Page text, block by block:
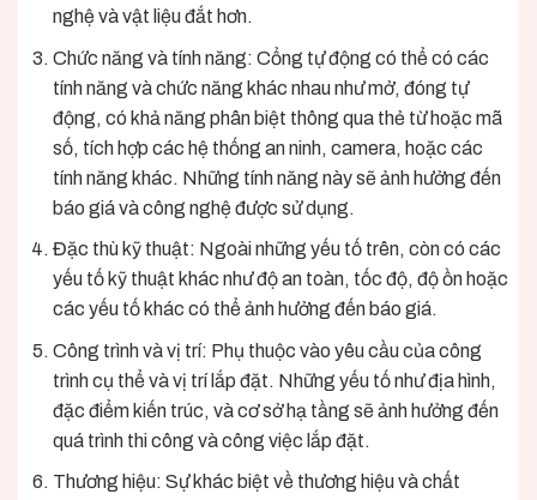
nghệ và vật liệu đắt hơn.
Chức năng và tính năng: Cổng tự động có thể có các
tính năng và chức năng khác nhau như mở, đóng tự
động, có khả năng phân biệt thông qua thẻ từ hoặc mã
số, tích hợp các hệ thống an ninh, camera, hoặc các
tính năng khác. Những tính năng này sẽ ảnh hưởng đến
báo giávà công nghệ được sử dụng.
Đặc thù kỹ thuật: Ngoài những yếu tố trên, còn có các
yếu tố kỹ thuật khác như độ an toàn, tốc độ, độ ồn hoặc
các yếu tố khác có thể ảnh hưởng đến báo giá.
Công trình và vị trí: Phụ thuộc vào yêu cầu của công
trình cụ thể và vị trí lắp đặt. Những yếu tố như địa hình,
đặc điểm kiến trúc, và cơ sở hạ tầng sẽ ảnh hưởng đến
quá trình thi công và công việc lắp đặt.
Thương hiệu: Sự khác biệt về thương hiệu và chất